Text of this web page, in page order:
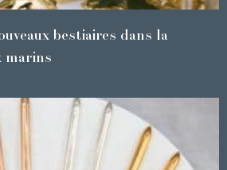
bestiaires dans la
marins